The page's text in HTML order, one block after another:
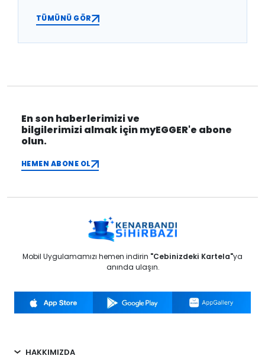
TÜMÜNÜ GÖR
En son haberlerimizi ve
bilgilerimizi almak için myEGGER'e abone
olun.
HEMEN ABONE OL
Mobil Uygulamamızı hemen indirin "Cebinizdeki Kartela"ya
anında ulaşın.
HAKKIMIZDA